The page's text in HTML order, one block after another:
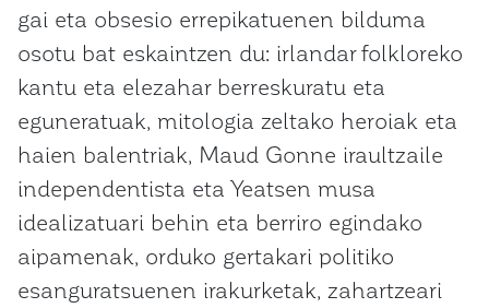
gai eta obsesio errepikatuenen bilduma
osotu bat eskaintzen du: irlandar folkloreko
kantu eta elezahar berreskuratu eta
eguneratuak, mitologia zeltako heroiak eta
haien balentriak, Maud Gonne iraultzaile
independentista eta Yeatsen musa
idealizatuari behin eta berriro egindako
aipamenak, orduko gertakari politiko
esanguratsuenen irakurketak, zahartzeari